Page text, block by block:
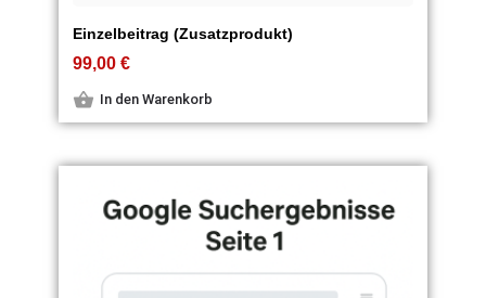
Einzelbeitrag (Zusatzprodukt)
99,00€
In den Warenkorb